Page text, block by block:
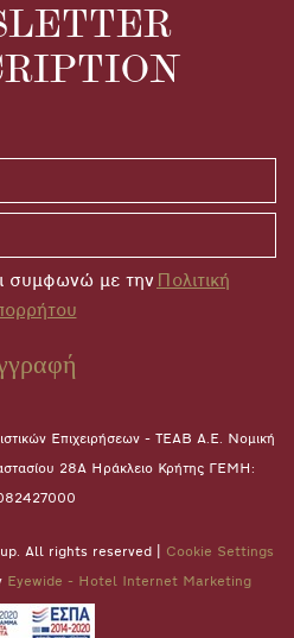
συμφωνώ με την
Πολιτική
Επιχειρήσεων - ΤΕΑΒ Α.Ε. Νομική
28A Ηράκλειο Κρήτης ΓΕΜΗ:
All rights reserved | Cookie Settings
Eyewide - Hotel Internet Marketing